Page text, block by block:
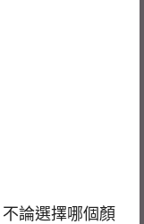
論選擇哪個顏